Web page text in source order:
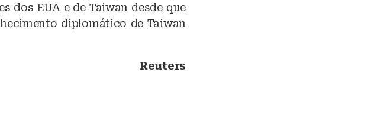
dos EUA e de Taiwan desde que
diplomático de Taiwan
Reuters